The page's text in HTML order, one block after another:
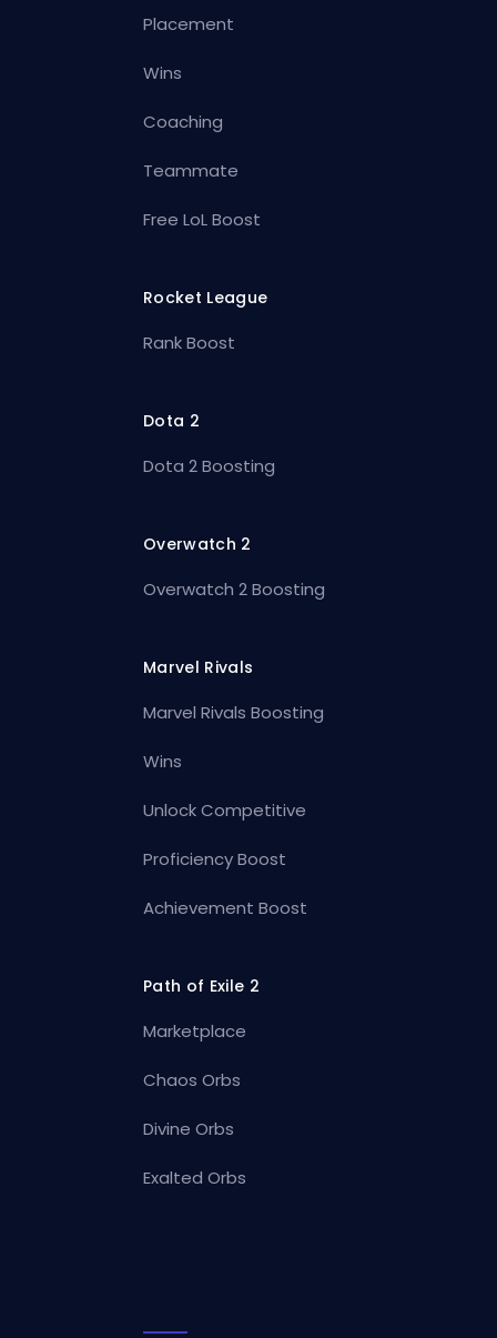
Placement
Wins
Coaching
Teammate
Free LoL Boost
Rocket League
Rank Boost
Dota 2
Dota 2 Boosting
Overwatch 2
Overwatch 2 Boosting
Marvel Rivals
Marvel Rivals Boosting
Wins
Unlock Competitive
Proficiency Boost
Achievement Boost
Path of Exile 2
Marketplace
Chaos Orbs
Divine Orbs
Exalted Orbs